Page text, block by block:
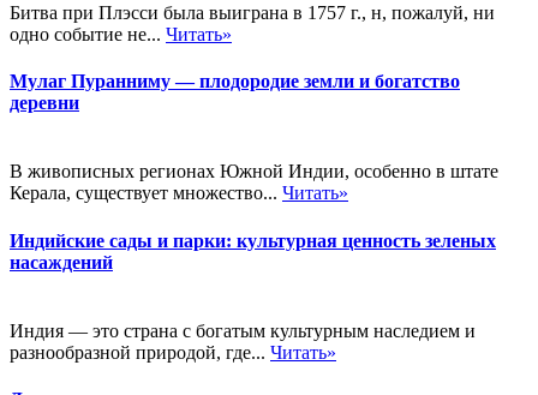
Битва при Плэсси была выиграна в 1757 г., н, пожалуй, ни
одно событие не... Читать»
Мулаг Пуранниму — плодородие земли и богатство
деревни
В живописных регионах Южной Индии, особенно в штате
Керала, существует множество... Читать»
Индийские сады и парки: культурная ценность зеленых
насаждений
Индия — это страна с богатым культурным наследием и
разнообразной природой, где... Читать»